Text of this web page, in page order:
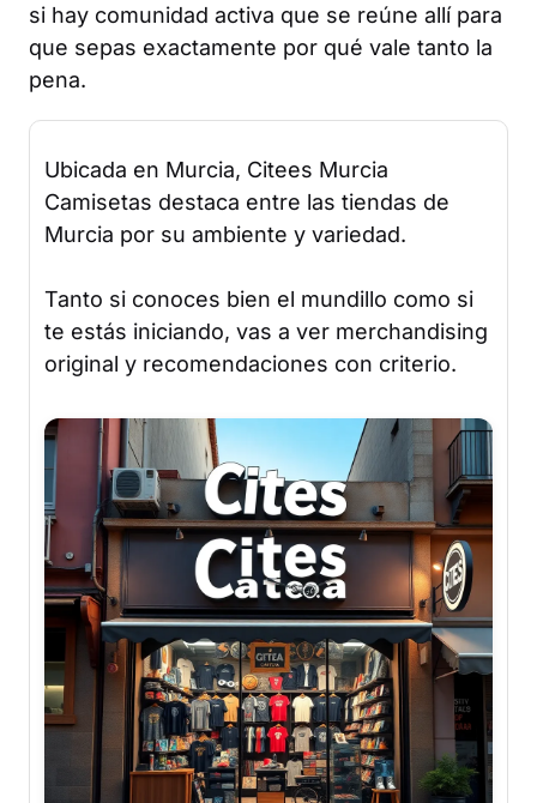
si hay comunidad activa que se reúne allí para
que sepas exactamente por qué vale tanto la
pena.
Ubicada en Murcia, Citees Murcia
Camisetas destaca entre las tiendas de
Murcia por su ambiente y variedad.
Tanto si conoces bien el mundillo como si
te estás iniciando, vas a ver merchandising
original y recomendaciones con criterio.